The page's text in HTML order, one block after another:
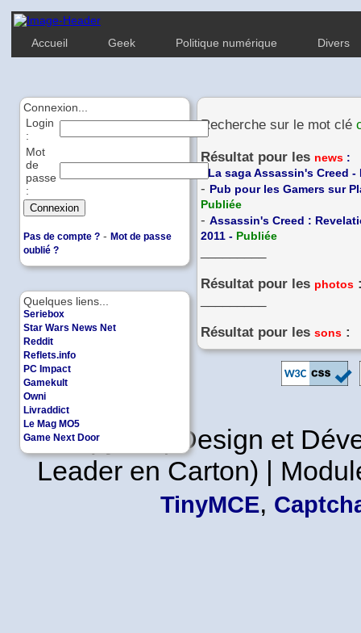
Accueil Geek Politique numérique Divers
Quelques liens...
Seriebox
Star Wars News Net
Reddit
Reflets.info
PC Impact
Gamekult
Owni
Livraddict
Le Mag MO5
Game Next Door
Connexion...
Login
:
Mot
de
passe
:
Pas de compte ? - Mot de passe
oublié ?
Recherche sur le mot clé
Résultat pour les news :
La saga Assassin's Creed
- Pub pour les Gamers sur
Publiée
- Assassin's Creed :
2011 - Publiée
Résultat pour les photos
Résultat pour les sons :
Copyleft | Design et
Leader en Carton) |
TinyMCE,